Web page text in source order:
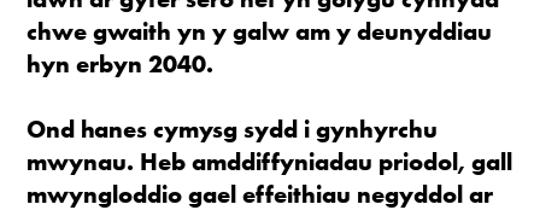
chwe gwaith yn y galw am y deunyddiau
hyn erbyn 2040.
Ond hanes cymysg sydd i gynhyrchu
mwynau. Heb amddiffyniadau priodol, gall
mwyngloddio gael effeithiau negyddol ar